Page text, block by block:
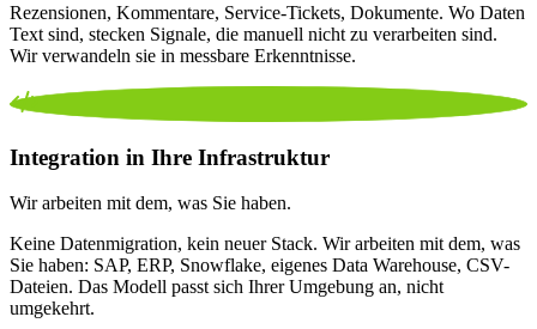
Rezensionen, Kommentare, Service-Tickets, Dokumente. Wo Daten
Text sind, stecken Signale, die manuell nicht zu verarbeiten sind.
Wir verwandeln sie in messbare Erkenntnisse.
Integration in Ihre Infrastruktur
Wir arbeiten mit dem, was Sie haben.
Keine Datenmigration, kein neuer Stack. Wir arbeiten mit dem, was
Sie haben: SAP, ERP, Snowflake, eigenes Data Warehouse, CSV-
Dateien. Das Modell passt sich Ihrer Umgebung an, nicht
umgekehrt.